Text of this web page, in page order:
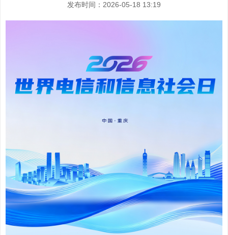
发布时间：2026-05-18 13:19